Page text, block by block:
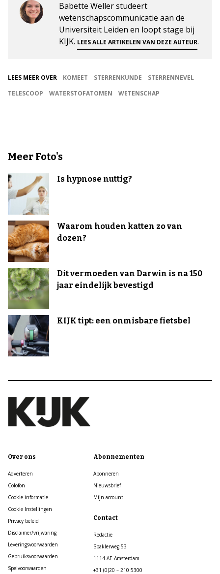
Babette Weller studeert
wetenschapscommunicatie aan de
Universiteit Leiden en loopt stage bij
KIJK. LEES ALLE ARTIKELEN VAN DEZE AUTEUR.
LEES MEER OVER KOMEET STERRENKUNDE
STERRENNEVEL
TELESCOOP
WATERSTOFATOMEN WETENSCHAP
Meer Foto's
Is hypnose nuttig?
Waarom houden katten zo van
dozen?
Dit vermoeden van Darwin is na 150
jaar eindelijk bevestigd
KIJK tipt: een onmisbare fietsbel
Over ons
Adverteren
Colofon
Cookie informatie
Cookie Instellingen
Privacy beleid
Disclaimer/vrijwaring
Leveringsvoorwaarden
Gebruiksvoorwaarden
Spelvoorwaarden
Abonnementen
Abonneren
Nieuwsbrief
Mijn account
Contact
Redactie
Spaklerweg 53
1114 AE Amsterdam
+31 (0)20 – 210 5300